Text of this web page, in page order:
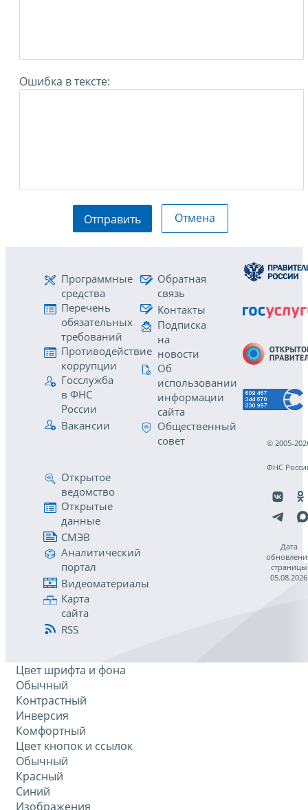
Ошибка в тексте:
Отправить Отмена
Программные
средства
Перечень
обязательных
требований
Противодействие
коррупции
Госслужба
в ФНС
России
Вакансии
Обратная
связь
Контакты
Подписка
на
новости
Об
использовании
информации
сайта
Общественный
совет
Открытое
ведомство
Открытые
данные
СМЭВ
Аналитический
портал
Видеоматериалы
Карта
сайта
RSS
© 2005-
ФНС
Дата
страницы
05.08.2026
Цвет шрифта и фона
Обычный
Контрастный
Инверсия
Комфортный
Цвет кнопок и ссылок
Обычный
Красный
Синий
Изображения